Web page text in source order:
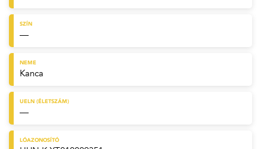
SZÍN
—
NEME
Kanca
UELN (ÉLETSZÁM)
—
LÓAZONOSÍTÓ